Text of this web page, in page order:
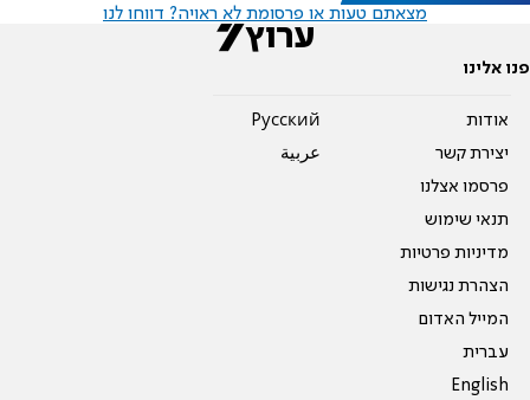
מצאתם טעות או פרסומת לא ראויה? דווחו לנו
פנו אלינו
אודות
יצירת קשר
פרסמו אצלנו
תנאי שימוש
מדיניות פרטיות
הצהרת נגישות
המייל האדום
עברית
English
Pусский
عربية